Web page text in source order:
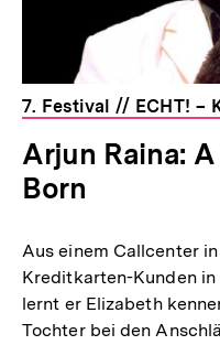
7. Festival // ECHT! –
Arjun Raina:
Born
Aus einem Callcenter
Kreditkarten-Kunden in
lernt er Elizabeth
Tochter bei den